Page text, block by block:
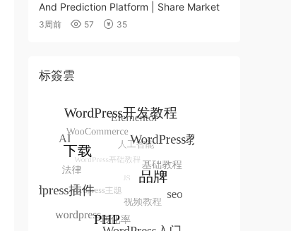
And Prediction Platform | Share Market
3周前 57 35
标簽雲